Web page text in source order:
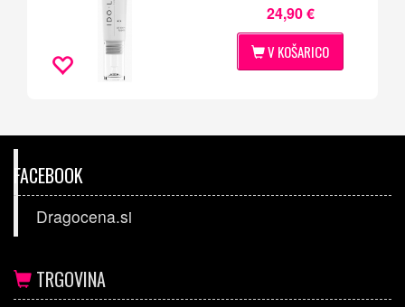
24,90 €
V KOŠARICO
FACEBOOK
Dragocena.si
TRGOVINA